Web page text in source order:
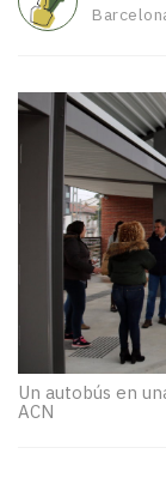
mitjans
temps
Reportatges
Entrevistes
Enquestes
escena!
teva!
Subscriptors
newsletter
del
Un autobús en
ACN